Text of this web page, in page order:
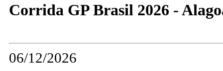
Corrida GP Brasil 2026 -
06/12/2026